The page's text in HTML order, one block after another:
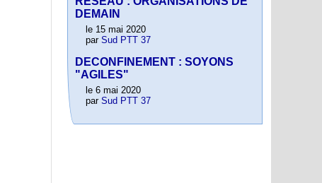
DEMAIN
le 15 mai 2020
par Sud PTT 37
DECONFINEMENT : SOYONS
"AGILES"
le 6 mai 2020
par Sud PTT 37